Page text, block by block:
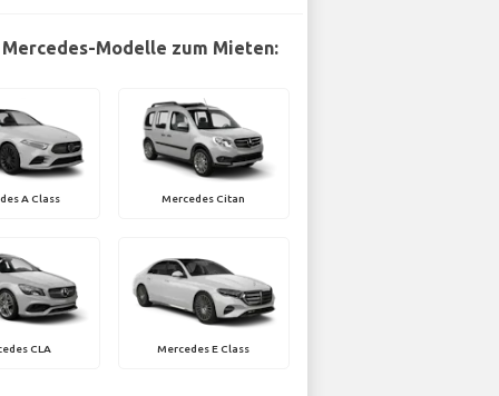
Modelle zum Mieten:
A Class Mercedes Citan
CLA Mercedes E Class